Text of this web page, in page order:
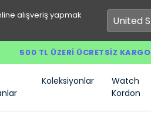
alışveriş yapmak
500 TL ÜZERI ÜCRETSIZ KARGO
Koleksiyonlar
Watch
Kordon